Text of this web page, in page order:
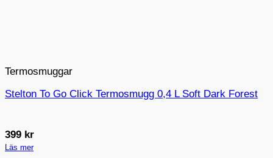
Termosmuggar
Stelton To Go Click Termosmugg 0,4 L Soft Dark Forest
399 kr
Läs mer